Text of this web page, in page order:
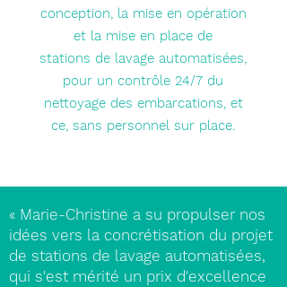
conception, la mise en opération
et la mise en place de
stations de lavage automatisées,
pour un contrôle 24/7 du
nettoyage des embarcations, et
ce, sans personnel sur place.
« Marie-Christine a su propulser nos
idées vers la concrétisation du projet
de stations de lavage automatisées,
qui s'est mérité un prix d'excellence